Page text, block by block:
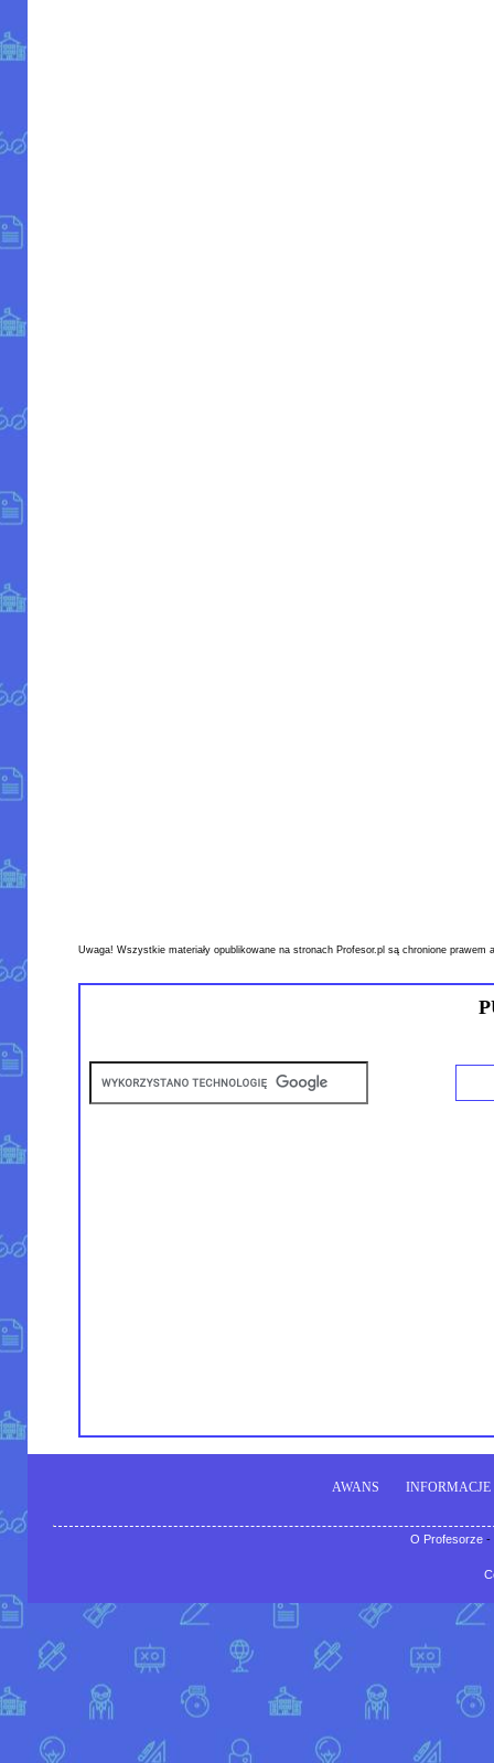
Uwaga! Wszystkie materiały opublikowane na stronach Profesor.pl są chronione
AWANS INFORMACJE
O Profesorze-